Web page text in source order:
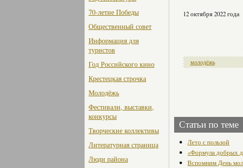
70-летие Победы
Общественный совет
Информация для
туристов
Год Российского кино
Крестецкая строчка
Молодёжь
Фестивали, выставки,
конкурсы
Творческие коллективы
Литературная страница
Люди района
12 октября 2022 года
молодёжь
Статьи по теме
Лето с пользой
«Формула добрых
Вспомним День